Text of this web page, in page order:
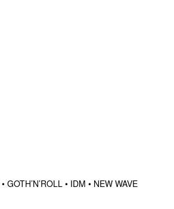
• IDM • NEW WAVE